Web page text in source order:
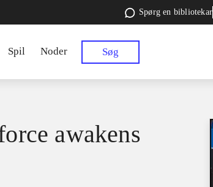
Spørg en bibliotekar
Spil Noder Søg
awakens